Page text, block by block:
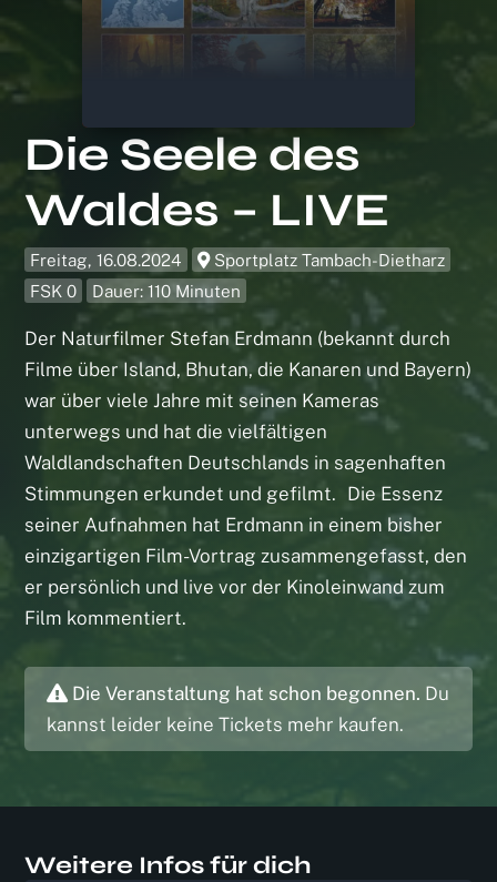
Die Seele des
Waldes – LIVE
Freitag, 16.08.2024
Sportplatz Tambach-Dietharz
FSK 0
Dauer: 110 Minuten
Der Naturfilmer Stefan Erdmann (bekannt durch
Filme über Island, Bhutan, die Kanaren und Bayern)
war über viele Jahre mit seinen Kameras
unterwegs und hat die vielfältigen
Waldlandschaften Deutschlands in sagenhaften
Stimmungen erkundet und gefilmt. Die Essenz
seiner Aufnahmen hat Erdmann in einem bisher
einzigartigen Film-Vortrag zusammengefasst, den
er persönlich und live vor der Kinoleinwand zum
Film kommentiert.
Die Veranstaltung hat schon begonnen. Du
kannst leider keine Tickets mehr kaufen.
Weitere Infos für dich